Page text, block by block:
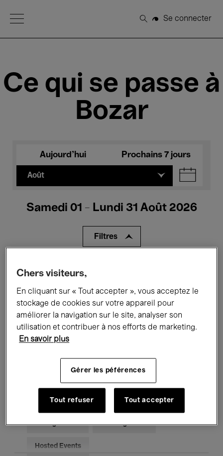
Open Menu
Rechercher
Se connecter
Ce qui se passe à
Bozar
Aujourd'hui Prochains 7 jours
Août
Samedi 01 - Lundi 31 Août 2026
Filtres
Tous les événements
Expositions Films Performances
Rencontres & Débats Jazz
Musique classique
Musique électronique
Pour tous Kids’ Palace
Enseignement Visites guidées
Hosted Events
Chers visiteurs,
En cliquant sur « Tout accepter », vous acceptez le
stockage de cookies sur votre appareil pour
améliorer la navigation sur le site, analyser son
utilisation et contribuer à nos efforts de marketing.
En savoir plus
Gérer les péférences
Tout refuser Tout accepter